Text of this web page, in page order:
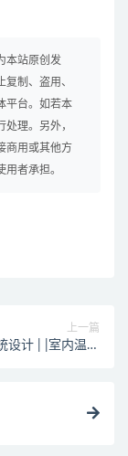
本站原创发
制、盗用、
平台。如若本
理。另外，
商用或其他方
者承担。
上一篇
设计 | |室内温湿